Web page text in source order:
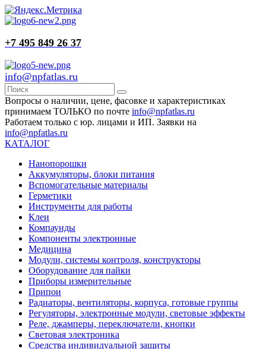
+7 495 849 26 37
info@npfatlas.ru
Вопросы о наличии, цене, фасовке и характеристиках
принимаем ТОЛЬКО по почте info@npfatlas.ru
Работаем только с юр. лицами и ИП. Заявки на
info@npfatlas.ru
КАТАЛОГ
Нанопорошки
Аккумуляторы, блоки питания
Вспомогательные материалы
Герметики
Инструменты для работы
Клеи
Компаунды
Компоненты электронные
Медицина
Модули, системы контроля, конструкторы
Оборудование для пайки
Приборы измерительные
Припои
Радиаторы, вентиляторы, корпуса, готовые группы
Регуляторы, электронные модули, световые эффекты
Реле, джамперы, переключатели, кнопки
Световая электроника
Средства индивидуальной защиты